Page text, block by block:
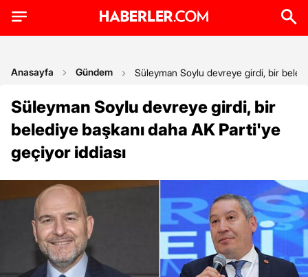
Anasayfa Gündem Süleyman Soylu devreye girdi, bir
Süleyman Soylu devreye girdi, bir
belediye başkanı daha AK Parti'ye
geçiyor iddiası